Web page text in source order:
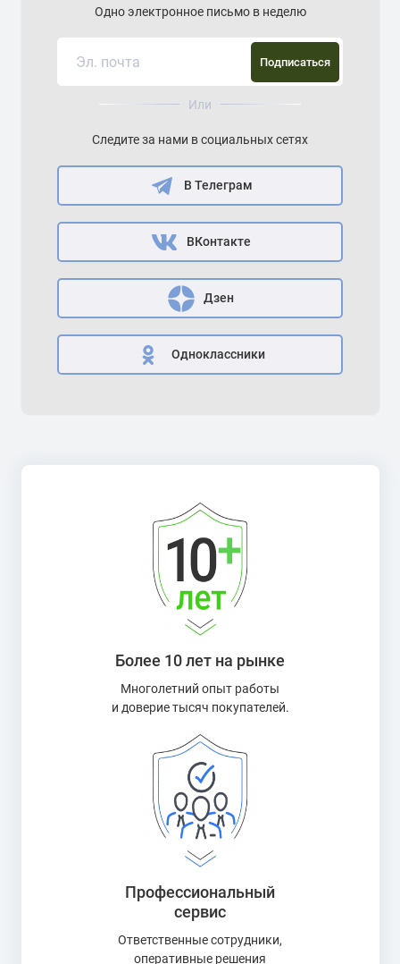
Одно электронное письмо в неделю
Подписаться
Или
Следите за нами в социальных сетях
В Телеграм
ВКонтакте
Дзен
Одноклассники
Более 10 лет на рынке
Многолетний опыт работы
и доверие тысяч покупателей.
Профессиональный
сервис
Ответственные сотрудники,
оперативные решения